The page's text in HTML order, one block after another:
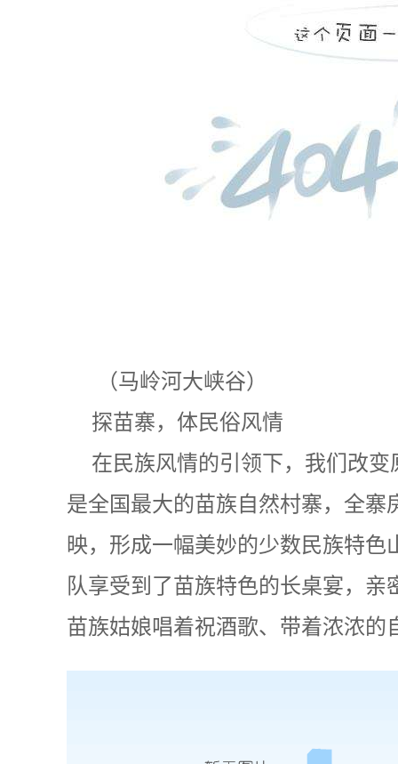
（马岭河大峡谷）
探苗寨，体民俗风情
在民族风情的引领下，我们改
是全国最大的苗族自然村寨，全
映，形成一幅美妙的少数民族特
队享受到了苗族特色的长桌宴，
苗族姑娘唱着祝酒歌、带着浓浓的